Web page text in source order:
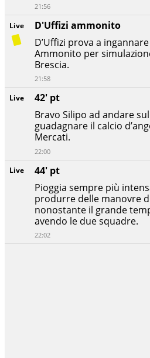
Live
44' pt
Pioggia sempre più
produrre delle manovre
nonostante il grande
avendo le due squadre.
22:02
Live
42' pt
Bravo Silipo ad andare
guadagnare il calcio
Mercati.
22:00
Live
D'Uffizi ammonito
D’Uffizi prova a
Ammonito per
Brescia.
21:58
21:56